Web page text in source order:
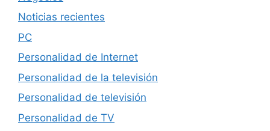
Noticias recientes
PC
Personalidad de Internet
Personalidad de la televisión
Personalidad de televisión
Personalidad de TV